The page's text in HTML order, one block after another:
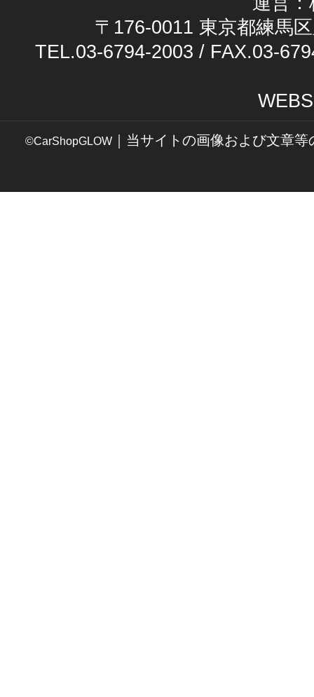
〒176-0011 東京都練馬
TEL.03-6794-2003 / FAX.03-
©CarShopGLOW ｜当サイトの画像および文章